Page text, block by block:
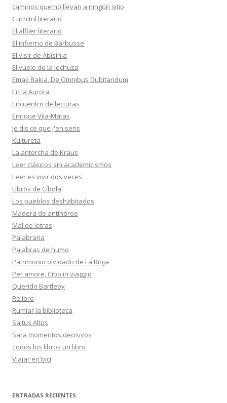
caminos que no llevan a ningún sitio
Cuchitril literario
El alfiler literario
El infierno de Barbusse
El visir de Abisinia
El vuelo de la lechuza
Emak Bakia. De Omnibus Dubitandum
En la Aurora
Encuentro de lecturas
Enrique Vila-Matas
Je dis ce que j'en sens
Kultureta
La antorcha de Kraus
Leer clásicos sin academicismos
Leer es vivir dos veces
Libros de Cíbola
Los pueblos deshabitados
Madera de antihéroe
Mal de letras
Palabraria
Palabras de humo
Patrimonio olvidado de La Rioja
Per amore. Cibo in viaggio
Querido Bartleby
Relibro
Rumiar la biblioteca
Saltus Altus
Sara momentos decisivos
Todos los libros un libro
Viajar en bici
ENTRADAS RECIENTES